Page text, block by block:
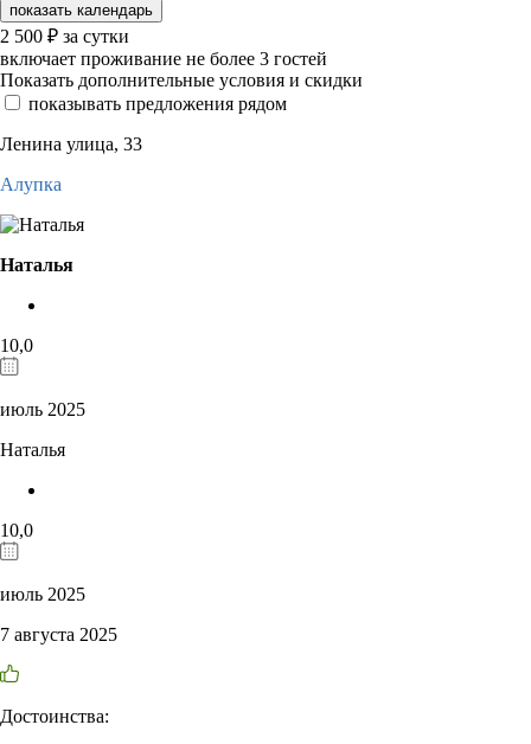
показать календарь
2 500 ₽ за сутки
включает проживание не более 3 гостей
Показать дополнительные условия и скидки
показывать предложения рядом
Ленина улица, 33
Алупка
Наталья
10,0
июль 2025
Наталья
10,0
июль 2025
7 августа 2025
Достоинства: